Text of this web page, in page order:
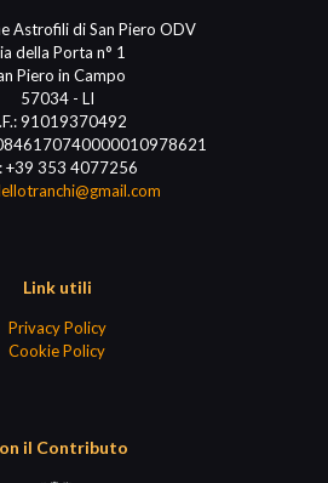
Astrofili di San Piero ODV
della Porta n° 1
Piero in Campo
57034 - LI
91019370492
+39 353 4077256
Link utili
Privacy Policy
Cookie Policy
il Contributo